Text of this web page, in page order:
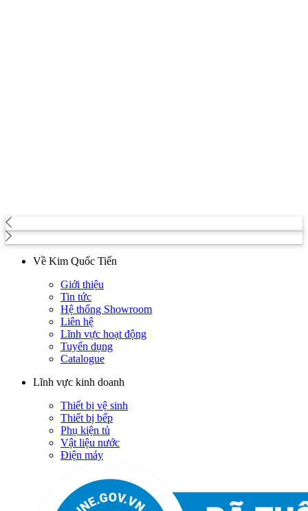
Về Kim Quốc Tiến
Giới thiệu
Tin tức
Hệ thống Showroom
Liên hệ
Lĩnh vực hoạt động
Tuyển dụng
Catalogue
Lĩnh vực kinh doanh
Thiết bị vệ sinh
Thiết bị bếp
Phụ kiện tủ
Vật liệu nước
Điện máy